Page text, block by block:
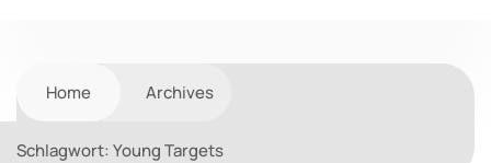
Home Archives
Schlagwort: Young Targets